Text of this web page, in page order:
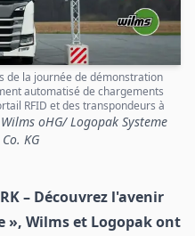
de la journée de démonstration
automatisé de chargements
RFID et des transpondeurs à
oHG/ Logopak Systeme
KG
– Découvrez l'avenir
Wilms et Logopak ont